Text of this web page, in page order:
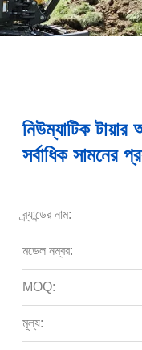
নিউম্যাটিক
সর্বাধিক সামনের
ব্র্যান্ডের নাম:
মডেল নম্বর:
MOQ:
মূল্য: